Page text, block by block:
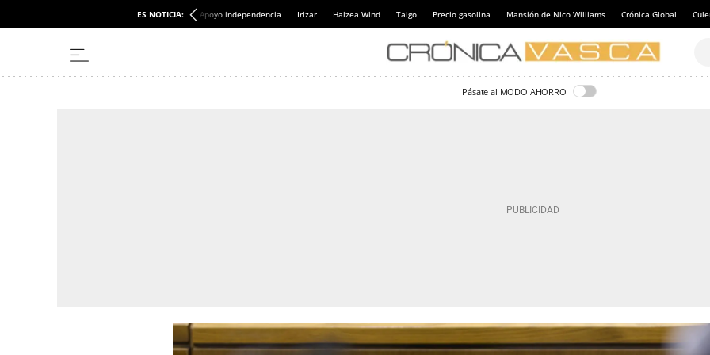
ES NOTICIA: Apoyo independencia Irizar Haizea Wind Talgo Precio gasolina Mansión de Nico Williams Crónica Global
Pásate al MODO AHORRO